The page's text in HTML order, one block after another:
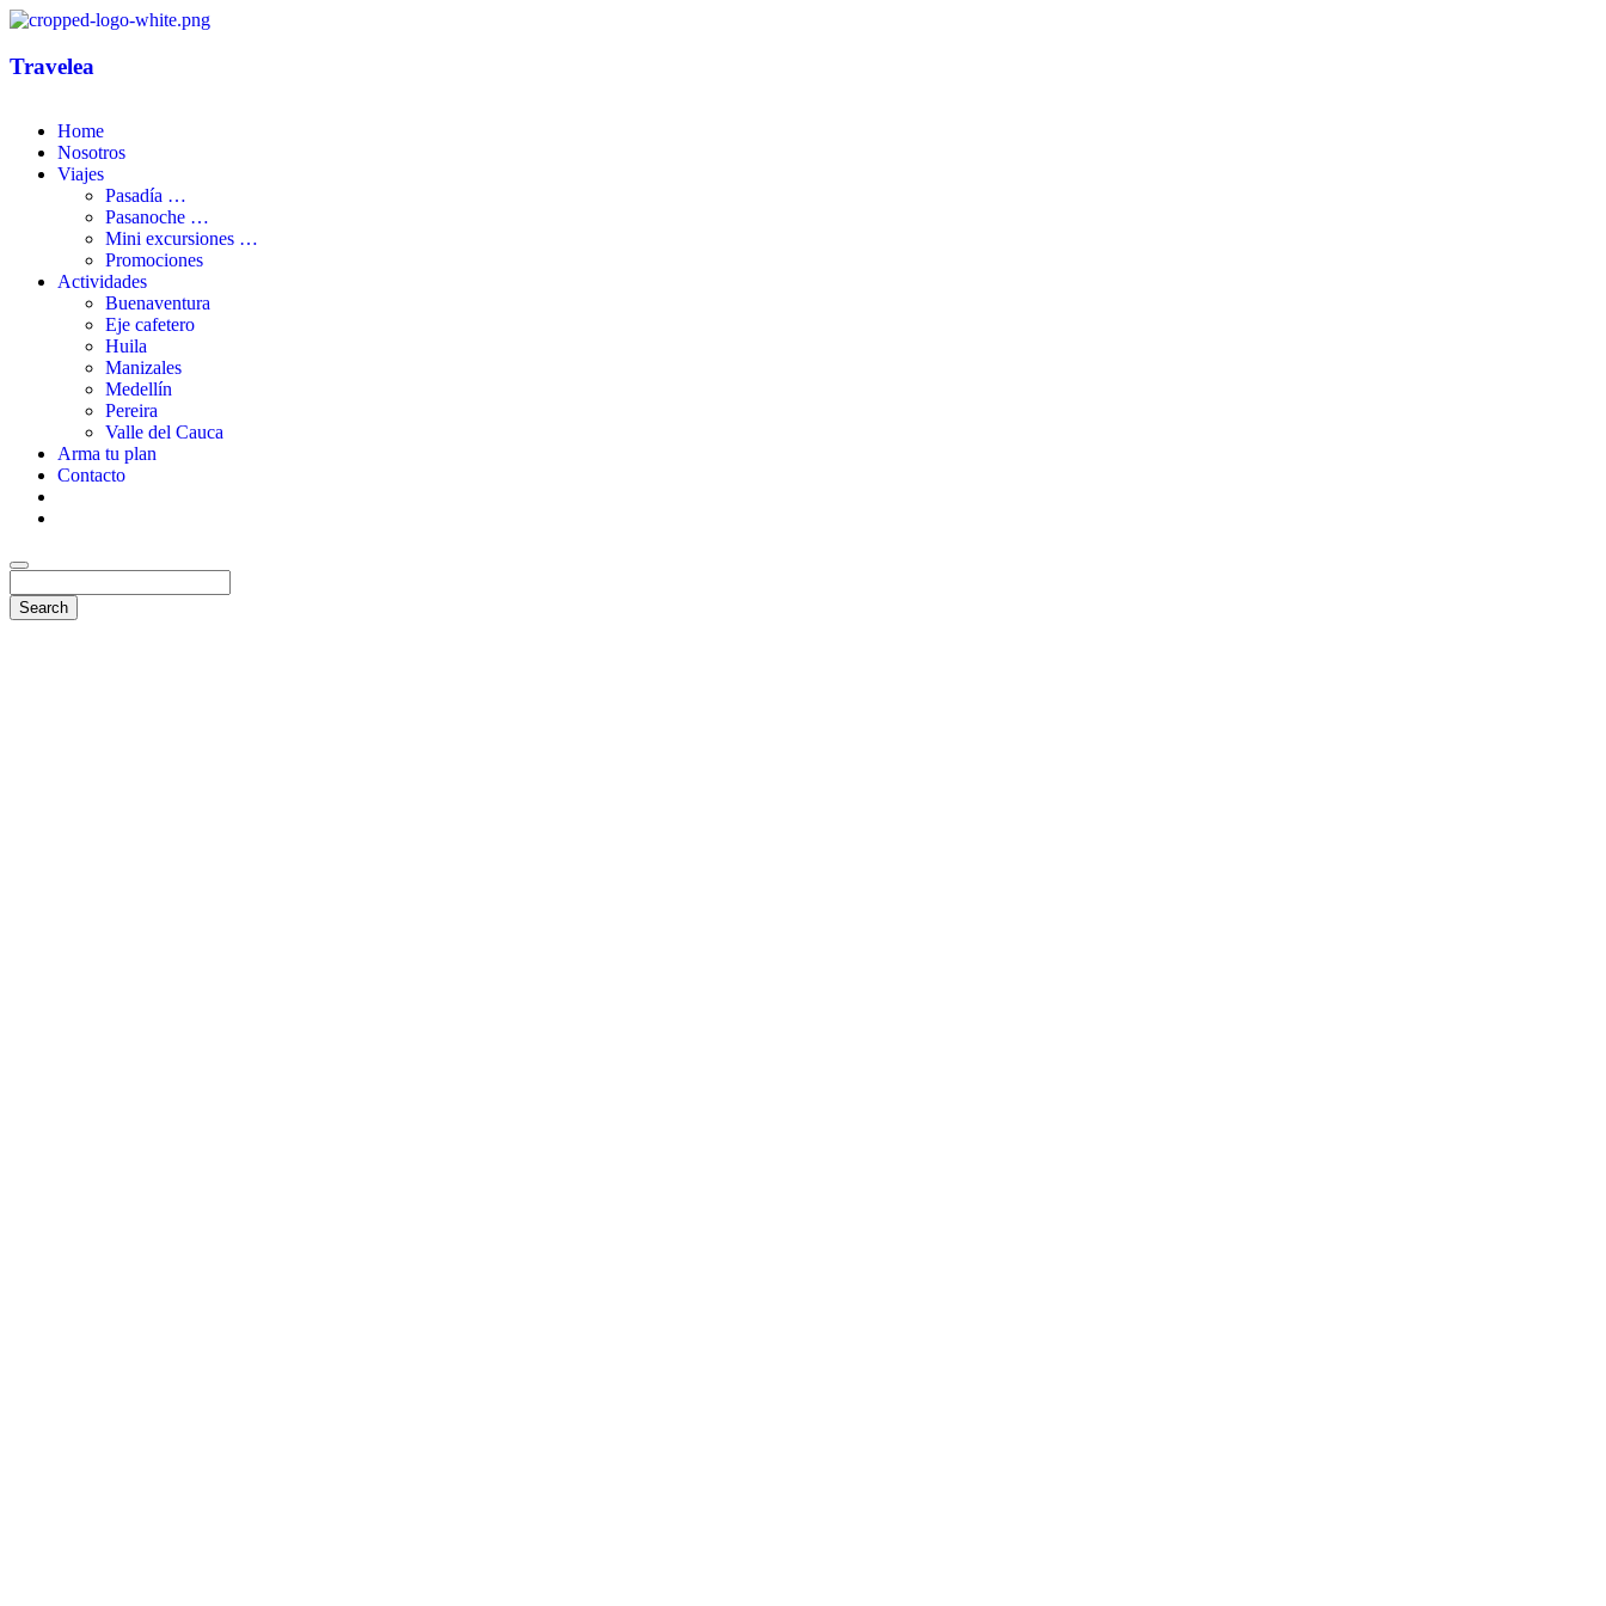
Travelea
Home
Nosotros
Viajes
Pasadía …
Pasanoche …
Mini excursiones …
Promociones
Actividades
Buenaventura
Eje cafetero
Huila
Manizales
Medellín
Pereira
Valle del Cauca
Arma tu plan
Contacto